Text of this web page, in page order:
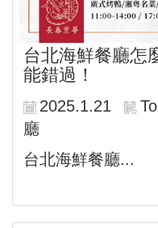
台北海鮮餐廳怎
能錯過！
2025.1.21
廳
台北海鮮餐廳...